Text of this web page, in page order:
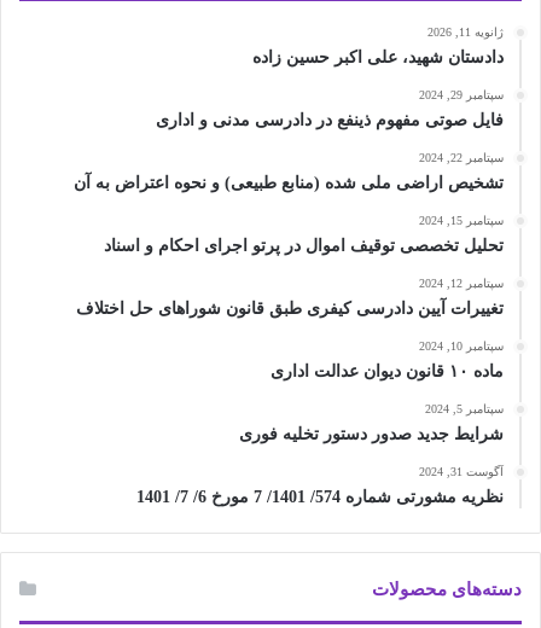
ژانویه 11, 2026
دادستان شهید، علی اکبر حسین زاده
سپتامبر 29, 2024
فایل صوتی مفهوم ذینفع در دادرسی مدنی و اداری
سپتامبر 22, 2024
تشخیص اراضی ملی شده (منابع طبیعی) و نحوه اعتراض به آن
سپتامبر 15, 2024
تحلیل تخصصی توقیف اموال در پرتو اجرای احکام و اسناد
سپتامبر 12, 2024
تغییرات آیین دادرسی کیفری طبق قانون شوراهای حل اختلاف
سپتامبر 10, 2024
ماده ۱۰ قانون دیوان عدالت اداری
سپتامبر 5, 2024
شرایط جدید صدور دستور تخلیه فوری
آگوست 31, 2024
نظریه مشورتی شماره 574/ 1401/ 7 مورخ 6/ 7/ 1401
دسته‌های محصولات